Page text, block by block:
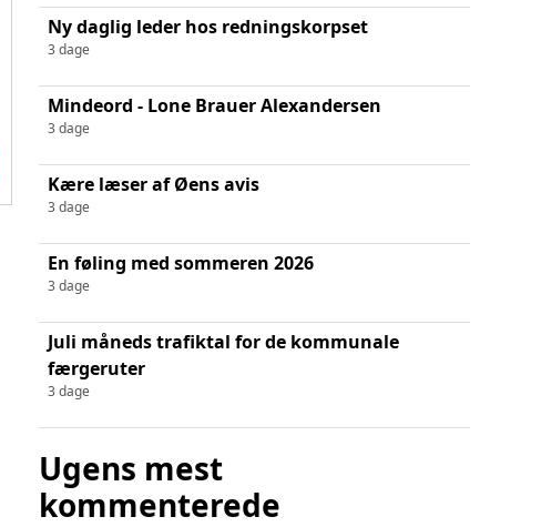
Ny daglig leder hos redningskorpset
3 dage
Mindeord - Lone Brauer Alexandersen
3 dage
Kære læser af Øens avis
3 dage
En føling med sommeren 2026
3 dage
Juli måneds trafiktal for de kommunale
færgeruter
3 dage
Ugens mest
kommenterede